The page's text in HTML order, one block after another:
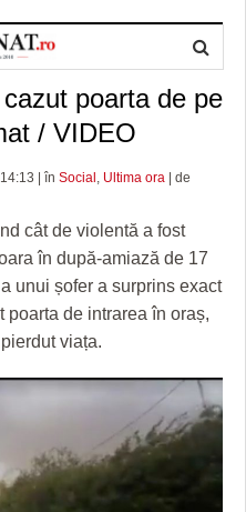
poarta de pe
/ VIDEO
| în Social , Ultima ora | de
cât de violentă a fost
în după-amiază de 17
unui șofer a surprins exact
poarta de intrarea în oraș,
viața.